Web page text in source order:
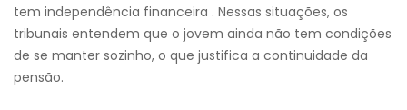
tem independência financeira . Nessas situações, os
tribunais entendem que o jovem ainda não tem condições
de se manter sozinho, o que justifica a continuidade da
pensão.